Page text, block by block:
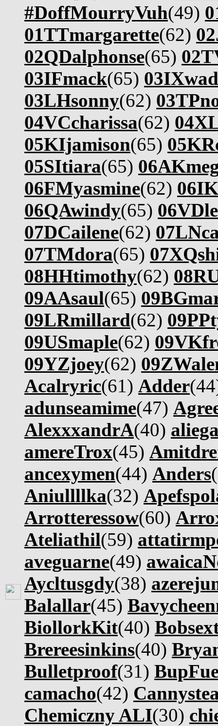
#DoffMourryVuh(49)
01TTmargarette(62)
02QDalphonse(65)
03IFmack(65)
03LHsonny(62)
04VCcharissa(62)
05KIjamison(65)
05SItiara(65)
06FMyasmine(62)
06QAwindy(65)
07DCailene(62)
07TMdora(65)
08HHtimothy(62)
09AAsaul(65)
09LRmillard(62)
09USmaple(62)
09YZjoey(62)
Acalryric(61) Adder
adunseamime(47)
AlexxxandrA(40)
amereTrox(45)
ancexymen(44) Anders
Aniullllka(32)
Arrotteressow(60)
Ateliathil(59)
aveguarne(49)
Aycltusgdy(38)
Balallar(45)
BiollorkKit(40)
Brereesinkins(40)
Bulletproof(31)
camacho(42)
Chemiczny ALI(30)